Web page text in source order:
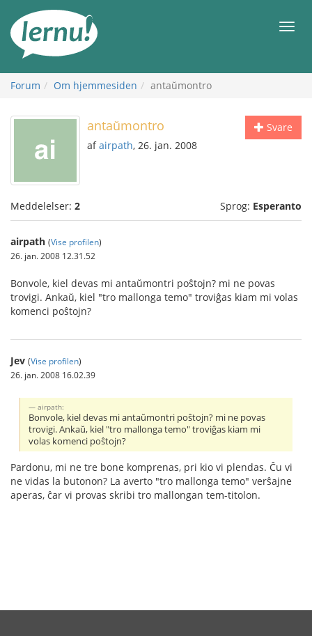
indholdet
Forum Om hjemmesiden antaŭmontro
Svare
antaŭmontro
afairpath, 26. jan. 2008
Meddelelser: 2 Sprog: Esperanto
airpath (Vise profilen)
26. jan. 2008 12.31.52
Bonvole, kiel devas mi antaŭmontri poŝtojn? mi ne povas
trovigi. Ankaŭ, kiel "tro mallonga temo" troviĝas kiam mi volas
komenci poŝtojn?
Jev (Vise profilen)
26. jan. 2008 16.02.39
airpath:
Bonvole, kiel devas mi antaŭmontri poŝtojn? mi ne povas
trovigi. Ankaŭ, kiel "tro mallonga temo" troviĝas kiam mi
volas komenci poŝtojn?
Pardonu, mi ne tre bone komprenas, pri kio vi plendas. Ĉu vi
ne vidas la butonon? La averto "tro mallonga temo" verŝajne
aperas, ĉar vi provas skribi tro mallongan tem-titolon.